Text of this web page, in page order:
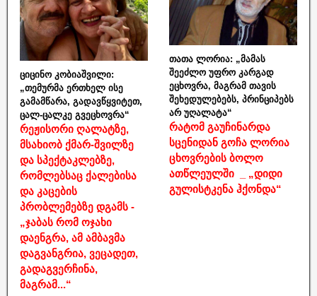
ციცინო კობიაშვილი:
„თემურმა ერთხელ ისე
გამამწარა, გადავწყვიტეთ,
ცალ-ცალკე გვეცხოვრა“
რეჟისორი ღალატზე,
მსახიობ ქმარ-შვილზე
და სპექტაკლებზე,
რომლებსაც ქალებისა
და კაცების
პრობლემებზე დგამს -
„ჯაბას რომ ოჯახი
დაენგრა, ამ ამბავმა
დაგვანგრია, ვეცადეთ,
გადაგვერჩინა,
მაგრამ...“
თათა ლორია: „მამას
შეეძლო უფრო კარგად
ეცხოვრა, მაგრამ თავის
შეხედულებებს, პრინციპებს
არ უღალატა“
რატომ გაუჩინარდა
სცენიდან გოჩა ლორია
ცხოვრების ბოლო
ათწლეულში _ „დიდი
გულისტკენა ჰქონდა“